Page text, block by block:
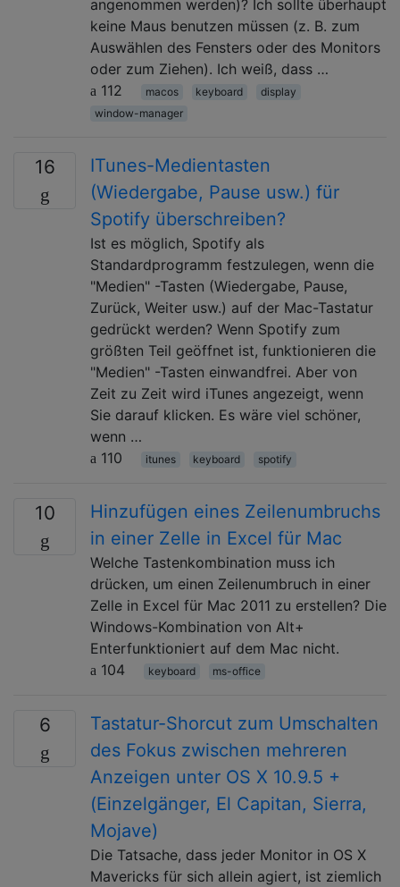
angenommen werden)? Ich sollte überhaupt
keine Maus benutzen müssen (z. B. zum
Auswählen des Fensters oder des Monitors
oder zum Ziehen). Ich weiß, dass …
112
macos keyboard
display
window-manager
16
ITunes-Medientasten
(Wiedergabe, Pause usw.) für
Spotify überschreiben?
Ist es möglich, Spotify als
Standardprogramm festzulegen, wenn die
"Medien" -Tasten (Wiedergabe, Pause,
Zurück, Weiter usw.) auf der Mac-Tastatur
gedrückt werden? Wenn Spotify zum
größten Teil geöffnet ist, funktionieren die
"Medien" -Tasten einwandfrei. Aber von
Zeit zu Zeit wird iTunes angezeigt, wenn
Sie darauf klicken. Es wäre viel schöner,
wenn …
110
itunes keyboard spotify
10
Hinzufügen eines Zeilenumbruchs
in einer Zelle in Excel für Mac
Welche Tastenkombination muss ich
drücken, um einen Zeilenumbruch in einer
Zelle in Excel für Mac 2011 zu erstellen? Die
Windows-Kombination von Alt+
Enterfunktioniert auf dem Mac nicht.
104
keyboard ms-office
6
Tastatur-Shorcut zum Umschalten
des Fokus zwischen mehreren
Anzeigen unter OS X 10.9.5 +
(Einzelgänger, El Capitan, Sierra,
Mojave)
Die Tatsache, dass jeder Monitor in OS X
Mavericks für sich allein agiert, ist ziemlich